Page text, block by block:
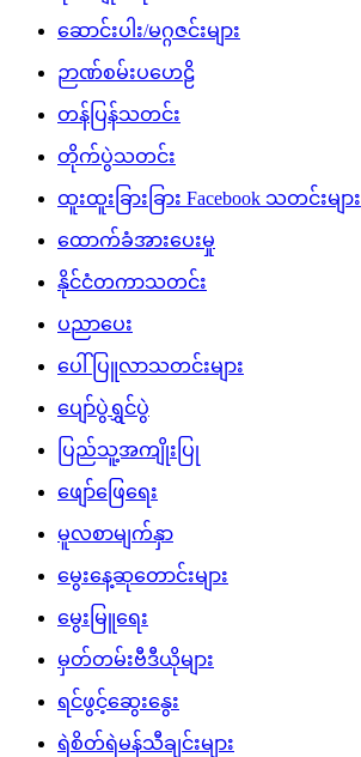
ဆောင်းပါး/မဂ္ဂဇင်းများ
ဉာဏ်စမ်းပဟေဠိ
တန်ပြန်သတင်း
တိုက်ပွဲသတင်း
ထူးထူးခြားခြား Facebook သတင်းများ
ထောက်ခံအားပေးမှု
နိုင်ငံတကာသတင်း
ပညာပေး
ပေါ်ပြူလာသတင်းများ
ပျော်ပွဲရွှင်ပွဲ
ပြည်သူ့အကျိုးပြု
ဖျော်ဖြေရေး
မူလစာမျက်နှာ
မွေးနေ့ဆုတောင်းများ
မွေးမြူရေး
မှတ်တမ်းဗီဒီယိုများ
ရင်ဖွင့်ဆွေးနွေး
ရဲစိတ်ရဲမန်သီချင်းများ